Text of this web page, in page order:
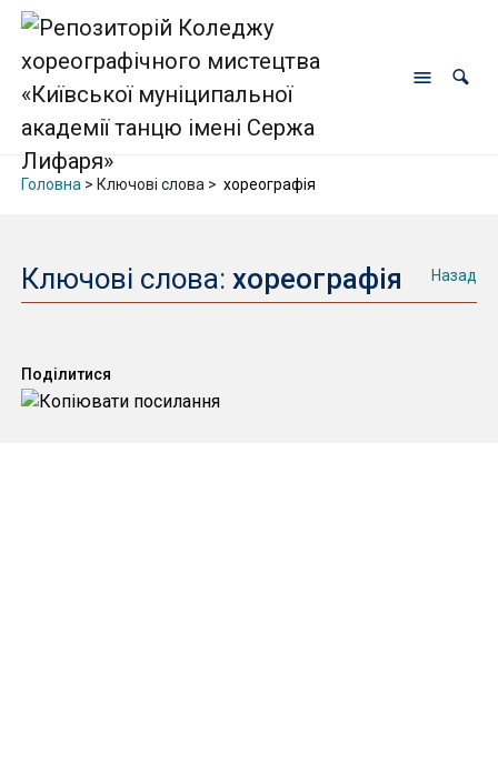
Головна > Ключові слова > хореографія
Ключові слова: хореографія Назад
Поділитися